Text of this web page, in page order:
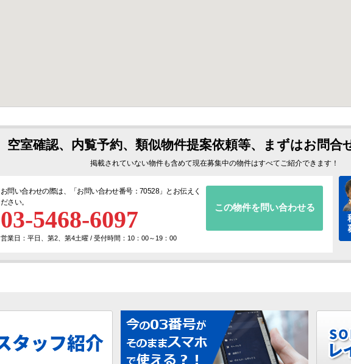
空室確認、内覧予約、類似物件提案依頼等、まずはお問合
掲載されていない物件も含めて現在募集中の物件はすべてご紹介できます！
お問い合わせの際は、「 お問い合わせ番号：70528」とお伝えく
ださい。
03-5468-6097
営業日：平日、第2、第4土曜 / 受付時間：10：00～19：00
この物件を問い合わせる